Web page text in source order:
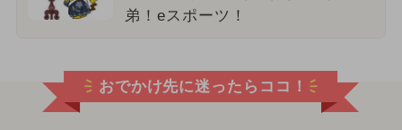
弟！eスポーツ！
おでかけ先に迷ったらココ！